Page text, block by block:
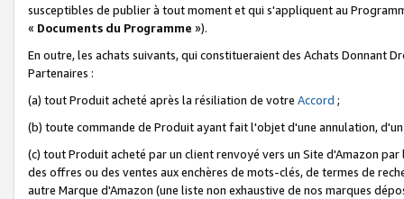
susceptibles de publier à tout moment et qui s'appliquent au
« Documents du Programme »).
En outre, les achats suivants, qui constitueraient des Achats Donnant
Partenaires :
(a) tout Produit acheté après la résiliation de votre Accord ;
(b) toute commande de Produit ayant fait l'objet d'une annulation,
(c) tout Produit acheté par un client renvoyé vers un Site d'Amazon
des offres ou des ventes aux enchères de mots-clés, de termes de
autre Marque d'Amazon (une liste non exhaustive de nos marques